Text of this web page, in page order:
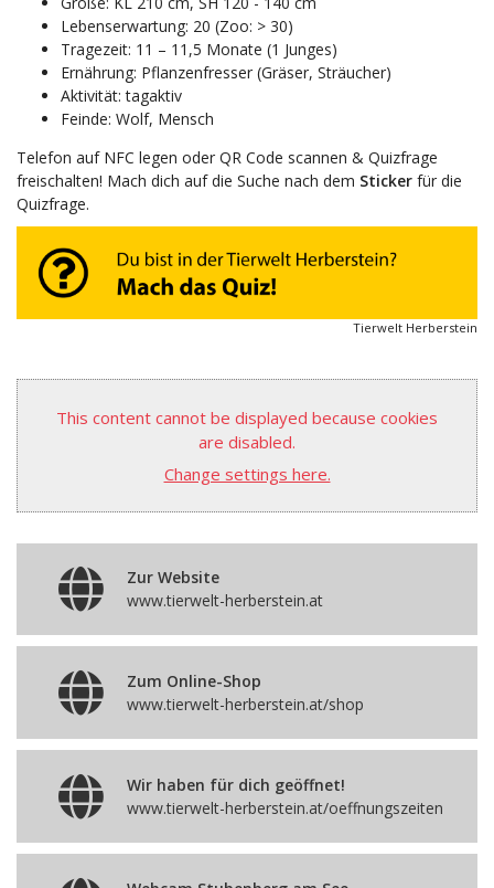
Lebenserwartung: 20 (Zoo: > 30)
Tragezeit: 11 – 11,5 Monate (1 Junges)
Ernährung: Pflanzenfresser (Gräser, Sträucher)
Aktivität: tagaktiv
Feinde: Wolf, Mensch
Telefon auf NFC legen oder QR Code scannen & Quizfrage
freischalten! Mach dich auf die Suche nach dem Sticker für die
Quizfrage.
Tierwelt Herberstein
This content cannot be displayed because cookies
are disabled.
Change settings here.
Zur Website
www.tierwelt-herberstein.at
Zum Online-Shop
www.tierwelt-herberstein.at/shop
Wir haben für dich geöffnet!
www.tierwelt-herberstein.at/oeffnungszeiten